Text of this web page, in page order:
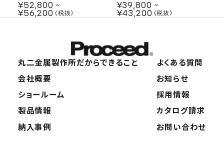
¥52,800
¥56,200
¥39,800
¥43,200
丸二金属製作所だからできること
会社概要
ショールーム
製品情報
納入事例
よくある質問
お知らせ
採用情報
カタログ請求
お問い合わせ